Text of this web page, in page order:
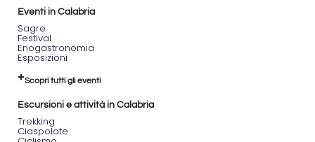
Eventi in Calabria
Sagre
Festival
Enogastronomia
Esposizioni
Scopri tutti gli eventi
Escursioni e attività in Calabria
Trekking
Ciaspolate